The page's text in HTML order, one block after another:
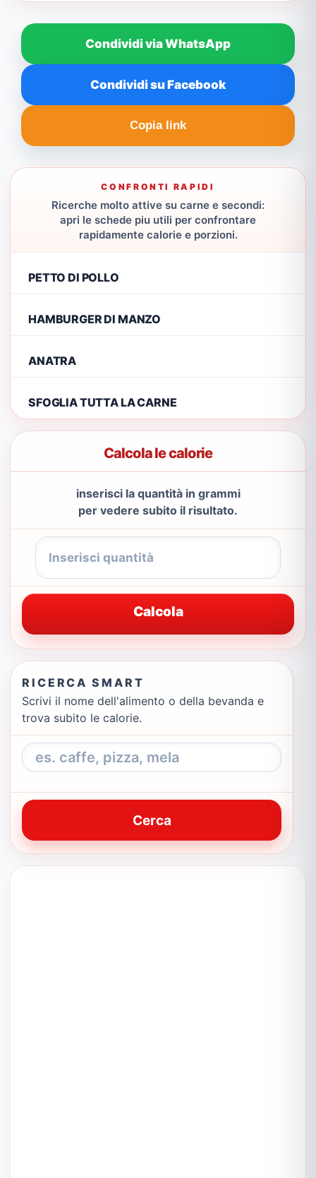
Condividi via WhatsApp
Condividi su Facebook
Copia link
CONFRONTI RAPIDI
Ricerche molto attive su carne e secondi:
apri le schede piu utili per confrontare
rapidamente calorie e porzioni.
PETTO DI POLLO
HAMBURGER DI MANZO
ANATRA
SFOGLIA TUTTA LA CARNE
Calcola le calorie
inserisci la quantità in grammi
per vedere subito il risultato.
Calcola
RICERCA SMART
Scrivi il nome dell'alimento o della bevanda e
trova subito le calorie.
Cerca